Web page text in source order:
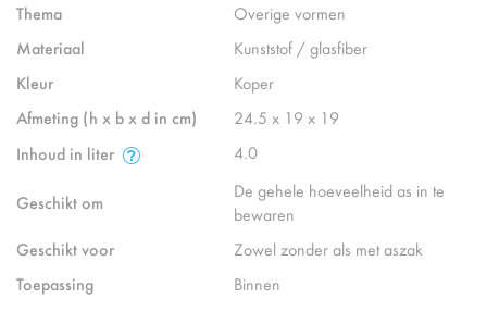
Thema
Overige vormen
Materiaal
Kunststof / glasfiber
Kleur
Koper
Afmeting (h x b x d in cm)
24.5 x 19 x 19
Inhoud in liter
4.0
Geschikt om
De gehele hoeveelheid as in te
bewaren
Geschikt voor
Zowel zonder als met aszak
Toepassing
Binnen